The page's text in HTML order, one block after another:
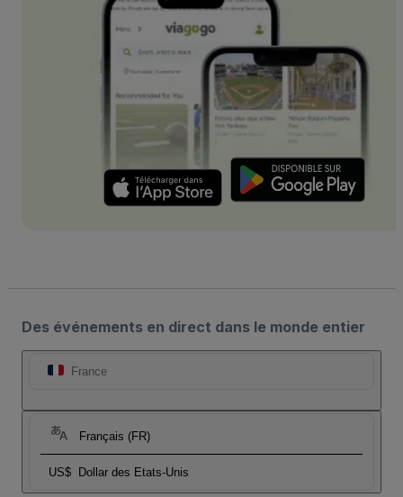
Des événements en direct dans le monde entier
France
Français (FR)
US$ Dollar des Etats-Unis